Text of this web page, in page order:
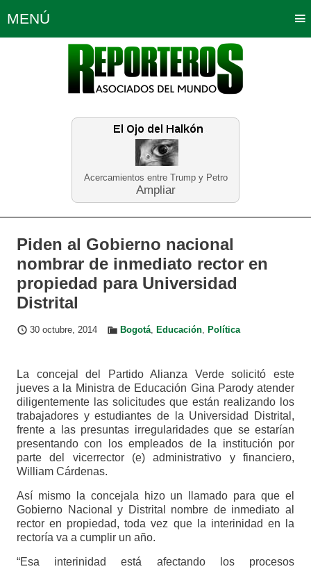
Acercamientos entre Trump y Petro
Ampliar
MENÚ
Política Opinión Bogotá
Planeta Tierra Deportes
Educación Neira
Piden al Gobierno nacional
nombrar de inmediato rector en
propiedad para Universidad
Distrital
30 octubre, 2014 Bogotá, Educación, Política
La concejal del Partido Alianza Verde solicitó este
jueves a la Ministra de Educación Gina Parody atender
diligentemente las solicitudes que están realizando los
trabajadores y estudiantes de la Universidad Distrital,
frente a las presuntas irregularidades que se estarían
presentando con los empleados de la institución por
parte del vicerrector (e) administrativo y financiero,
William Cárdenas.
Así mismo la concejala hizo un llamado para que el
Gobierno Nacional y Distrital nombre de inmediato al
rector en propiedad, toda vez que la interinidad en la
rectoría va a cumplir un año.
“Esa interinidad está afectando los procesos